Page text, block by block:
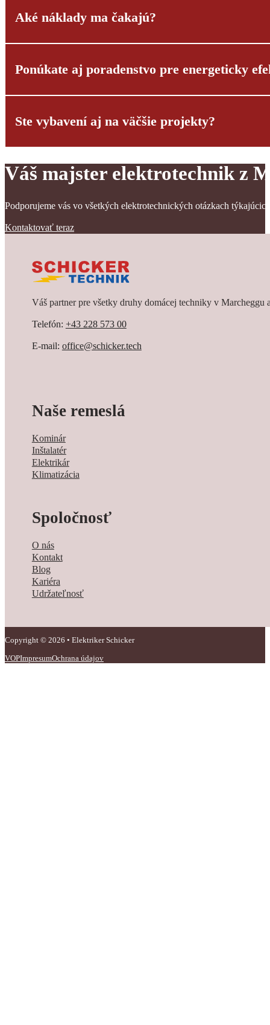
Aké náklady ma čakajú?
Transparentnosť je pre nás dôležitá! Pre štandardné služby
Ponúkate aj poradenstvo pre energeticky
Áno, optimalizácia vašej elektroinštalácie z hľadiska
• Inteligentných riadiacich systémov
• Riešení Smart Home
• Potenciálu úspory energie
• Možností financovania
Ste vybavení aj na väčšie projekty?
Absolútne! Náš kvalifikovaný tím je výborne vybavený na
vybavením pre profesionálnu realizáciu. Referencie vám radi
Váš majster elektrotechnik z
Podporujeme vás vo všetkých elektrotechnických otázkach
Kontaktovať teraz
Váš partner pre všetky druhy domácej techniky v Marcheggu
Telefón: +43 228 573 00
E-mail: office@schicker.tech
Naše remeslá
Kominár
Inštalatér
Elektrikár
Klimatizácia
Spoločnosť
O nás
Kontakt
Blog
Kariéra
Udržateľnosť
Copyright © 2026 • Elektriker Schicker
VOPImpresumOchrana údajov